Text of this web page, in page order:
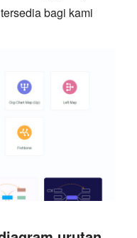
bagi kami